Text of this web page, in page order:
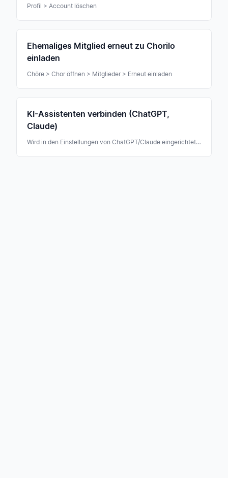
breve.
Profil > Account löschen
Ehemaliges Mitglied erneut zu Chorilo
einladen
Chöre > Chor öffnen > Mitglieder > Erneut einladen
KI-Assistenten verbinden (ChatGPT,
Claude)
Wird in den Einstellungen von ChatGPT/Claude eingerichtet, kein Chorilo-Menüpunkt